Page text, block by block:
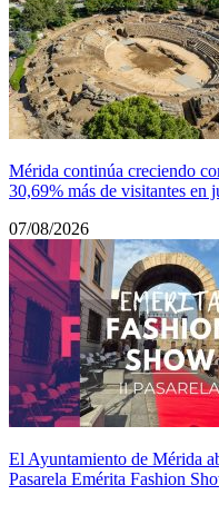
Mérida continúa creciendo
30,69% más de visitantes en
07/08/2026
El Ayuntamiento de Mérida
Pasarela Emérita Fashion